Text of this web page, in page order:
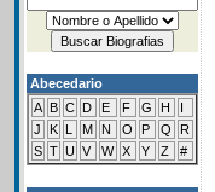
Abecedario
A B C D E F G H
I
J
K L M N O P Q
R
S T U V W X Y Z #